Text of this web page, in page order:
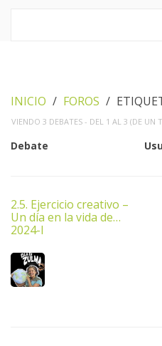
INICIO FOROS
VIENDO 3 DEBATES - DEL 1 AL 3 (DE UN
Debate
2.5. Ejercicio creativo –
Un día en la vida de…
2024-I